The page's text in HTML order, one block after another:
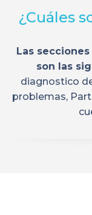
¿Cuáles
Las
son las
diagnostico
problemas,